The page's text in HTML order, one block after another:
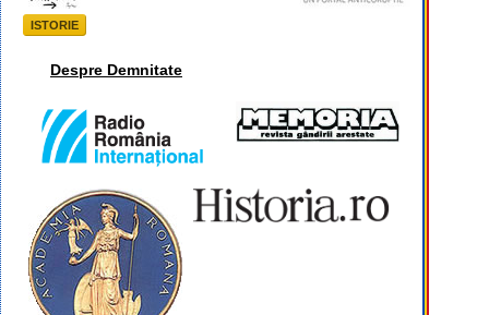
ISTORIE
Despre Demnitate